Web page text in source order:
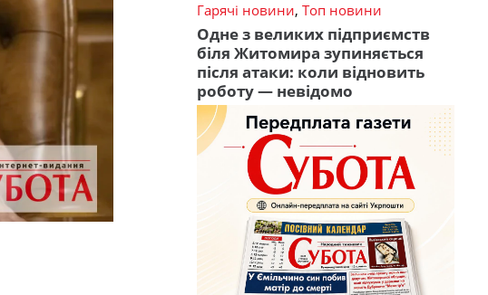
Гарячі новини, Топ новини
Одне з великих підприємств
біля Житомира зупиняється
після атаки: коли відновить
роботу — невідомо